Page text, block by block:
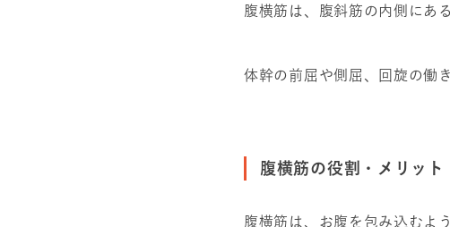
腹横筋は、腹斜筋の内側にあ
体幹の前屈や側屈、回旋の働
腹横筋の役割・メリット
腹横筋は、お腹を包み込むよ